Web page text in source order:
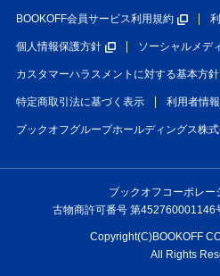
BOOKOFF会員サービス利用規約
個人情報保護方針 ソーシャルメデ
カスタマーハラスメントに対する基本方針
特定商取引法に基づく表示 利用者情
ブックオフグループホールディングス株
ブックオフコーポレー
古物商許可番号 第452760001146
Copyright(C)BOOKOFF
All Rights